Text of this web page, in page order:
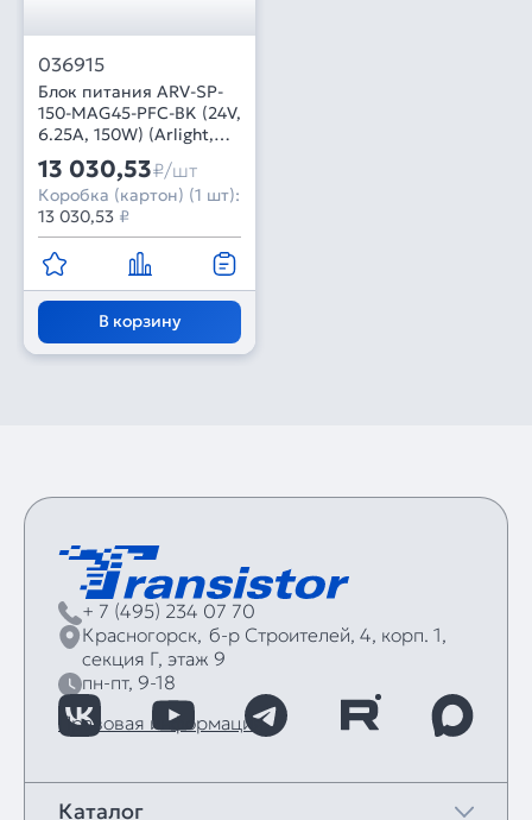
036915
Блок питания ARV-SP-
150-MAG45-PFC-BK (24V,
6.25A, 150W) (Arlight,
IP20 Пластик, 5 лет)
13 030,53₽/шт
Коробка (картон) (1 шт):
13 030,53 ₽
В корзину
+ 7 (495) 234 07 70
Красногорск, б‑р Строителей, 4, корп. 1,
секция Г, этаж 9
пн-пт, 9-18
Правовая информация
Каталог